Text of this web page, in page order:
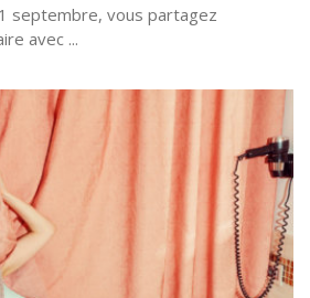
septembre, vous partagez
avec ...